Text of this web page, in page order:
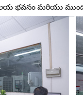
భవనం మరియు